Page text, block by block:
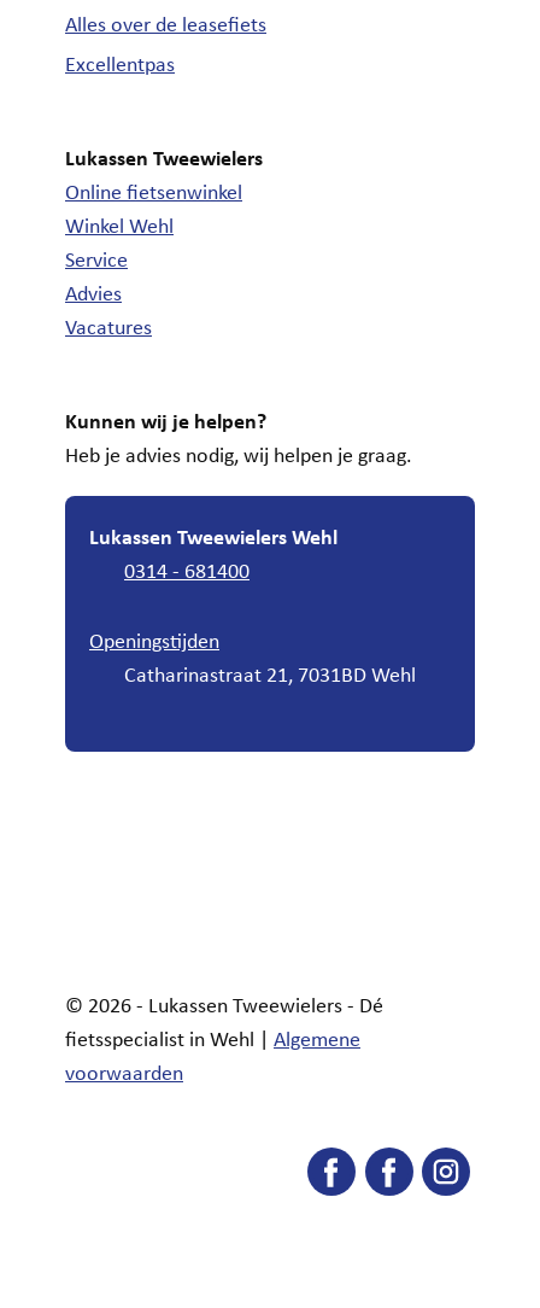
Alles over de leasefiets
Excellentpas
Lukassen Tweewielers
Online fietsenwinkel
Winkel Wehl
Service
Advies
Vacatures
Kunnen wij je helpen?
Heb je advies nodig, wij helpen je graag.
Lukassen Tweewielers Wehl
0314 - 681400
Openingstijden
Catharinastraat 21, 7031BD Wehl
© 2026 - Lukassen Tweewielers - Dé
fietsspecialist in Wehl | Algemene
voorwaarden